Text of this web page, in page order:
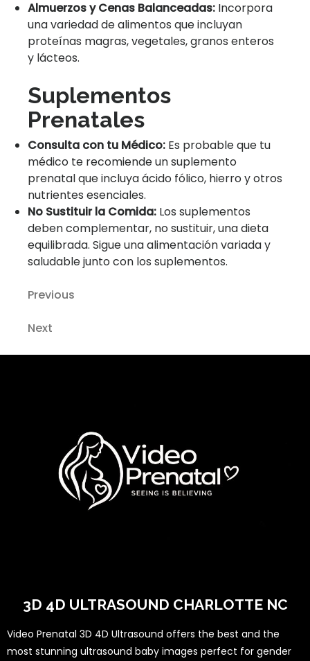
Almuerzos y Cenas Balanceadas: Incorpora
una variedad de alimentos que incluyan
proteínas magras, vegetales, granos enteros
y lácteos.
Suplementos
Prenatales
Consulta con tu Médico: Es probable que tu
médico te recomiende un suplemento
prenatal que incluya ácido fólico, hierro y otros
nutrientes esenciales.
No Sustituir la Comida: Los suplementos
deben complementar, no sustituir, una dieta
equilibrada. Sigue una alimentación variada y
saludable junto con los suplementos.
Previous
Next
3D 4D ULTRASOUND CHARLOTTE NC
Video Prenatal 3D 4D Ultrasound offers the best and the
most stunning ultrasound baby images perfect for gender